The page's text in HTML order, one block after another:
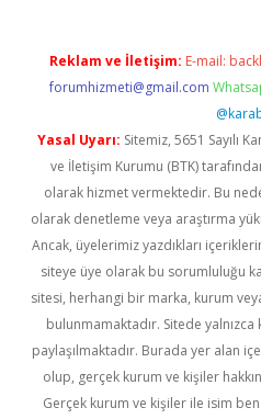
Reklam ve İletişim: E-mail:
forumhizmeti@gmail.com
Yasal Uyarı: Sitemiz, 5651 Sayılı
ve İletişim Kurumu (BTK)
olarak hizmet vermektedir. Bu
olarak denetleme veya araştırma
Ancak, üyelerimiz yazdıkları
siteye üye olarak bu sorumluluğu
sitesi, herhangi bir marka, kurum
bulunmamaktadır. Sitede yalnızca
paylaşılmaktadır. Burada yer alan
olup, gerçek kurum ve kişiler
Gerçek kurum ve kişiler ile isim